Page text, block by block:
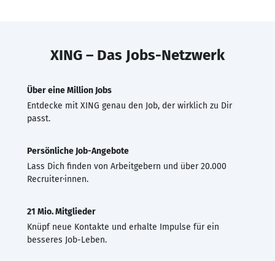
XING – Das Jobs-Netzwerk
Über eine Million Jobs
Entdecke mit XING genau den Job, der wirklich zu Dir
passt.
Persönliche Job-Angebote
Lass Dich finden von Arbeitgebern und über 20.000
Recruiter·innen.
21 Mio. Mitglieder
Knüpf neue Kontakte und erhalte Impulse für ein
besseres Job-Leben.